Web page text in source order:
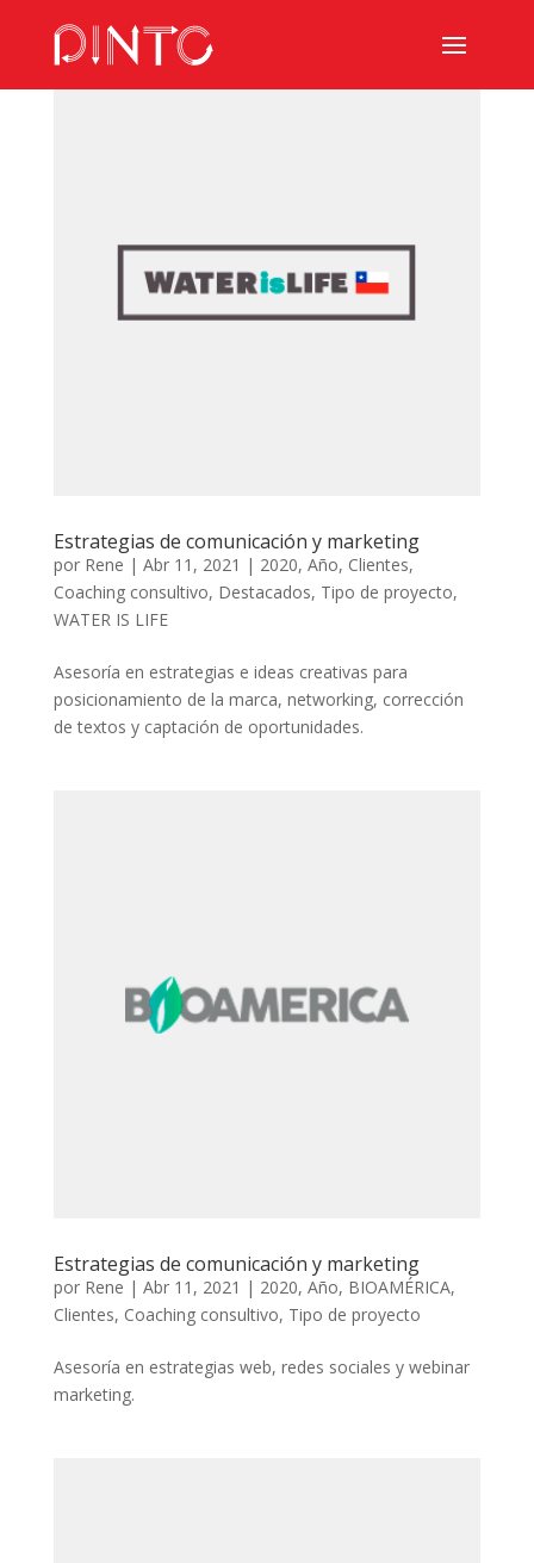
Estrategias de comunicación y marketing
por Rene | Abr 11, 2021 | 2020, Año, Clientes,
Coaching consultivo, Destacados, Tipo de proyecto,
WATER IS LIFE
Asesoría en estrategias e ideas creativas para
posicionamiento de la marca, networking, corrección
de textos y captación de oportunidades.
Estrategias de comunicación y marketing
por Rene | Abr 11, 2021 | 2020, Año, BIOAMÉRICA,
Clientes, Coaching consultivo, Tipo de proyecto
Asesoría en estrategias web, redes sociales y webinar
marketing.